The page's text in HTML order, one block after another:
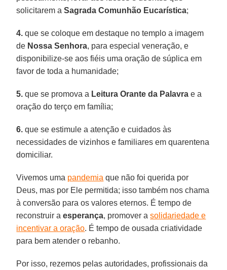
solicitarem aSagrada Comunhão Eucarística;
4. que se coloque em destaque no templo a imagem
de Nossa Senhora, para especial veneração, e
disponibilize-se aos fiéis uma oração de súplica em
favor de toda a humanidade;
5. que se promova a Leitura Orante da Palavra e a
oração do terço em família;
6. que se estimule a atenção e cuidados às
necessidades de vizinhos e familiares em quarentena
domiciliar.
Vivemos uma pandemia que não foi querida por
Deus, mas por Ele permitida; isso também nos chama
à conversão para os valores eternos. É tempo de
reconstruir aesperança, promover asolidariedade e
incentivar a oração. É tempo de ousada criatividade
para bem atender o rebanho.
Por isso, rezemos pelas autoridades, profissionais da